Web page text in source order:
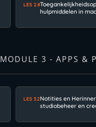
LES 2.8
hulpmiddelen in
MODULE 3 - APPS &
LES 3.2Notities en
studiobeheer en